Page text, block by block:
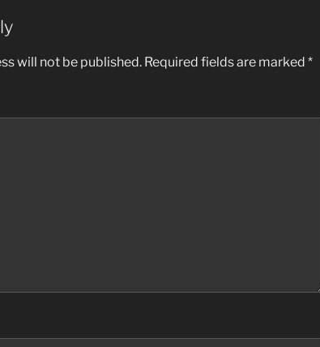
will not be published. Required fields are marked *